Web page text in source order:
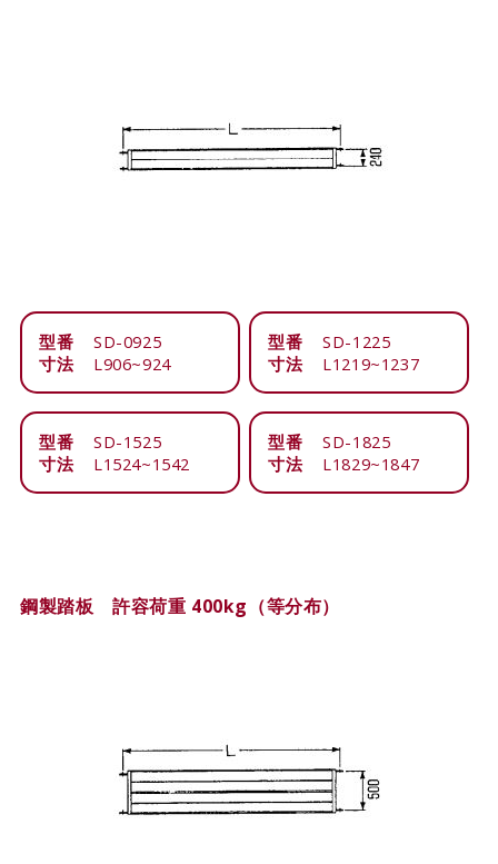
型番
SD-0925
寸法
L906~924
型番
SD-1225
寸法
L1219~1237
型番
SD-1525
寸法
L1524~1542
型番
SD-1825
寸法
L1829~1847
鋼製踏板 許容荷重 400kg（等分布）